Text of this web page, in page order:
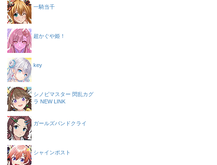
一騎当千
超かぐや姫！
key
シノビマスター 閃乱カグ
ラ NEW LINK
ガールズバンドクライ
シャインポスト